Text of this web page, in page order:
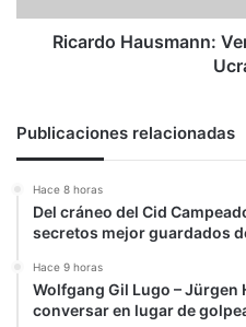
Ricardo Hausmann:
Publicaciones relacionadas
Hace 8 horas
Del cráneo del Cid
secretos mejor guardados
Hace 9 horas
Wolfgang Gil Lugo – Jürgen
conversar en lugar de